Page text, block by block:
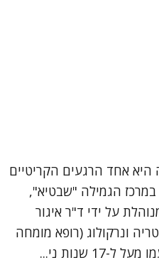
היא אחד הרגעים הקריטיים
הגמילה "שבטיא",
על ידי ד"ר איגור
ונרקולוג (רופא מומחה
שנות ני...